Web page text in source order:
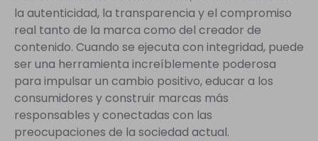
la autenticidad, la transparencia y el compromiso
real tanto de la marca como del creador de
contenido. Cuando se ejecuta con integridad, puede
ser una herramienta increíblemente poderosa
para impulsar un cambio positivo, educar a los
consumidores y construir marcas más
responsables y conectadas con las
preocupaciones de la sociedad actual.